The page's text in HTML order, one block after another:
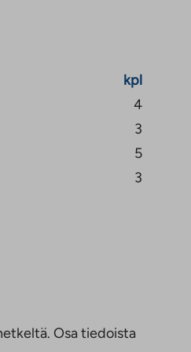
vastikkeeseen.
muutaman kilometrin
lähikauppa,
Föli tarjoaa
kpl
4
3
5
3
Osa tiedoista